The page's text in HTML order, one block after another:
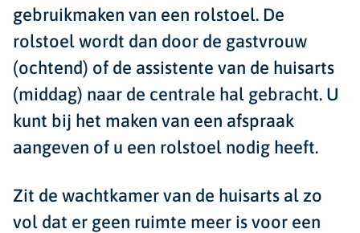
gebruikmaken van een rolstoel. De
rolstoel wordt dan door de gastvrouw
(ochtend) of de assistente van de huisarts
(middag) naar de centrale hal gebracht. U
kunt bij het maken van een afspraak
aangeven of u een rolstoel nodig heeft.
Zit de wachtkamer van de huisarts al zo
vol dat er geen ruimte meer is voor een